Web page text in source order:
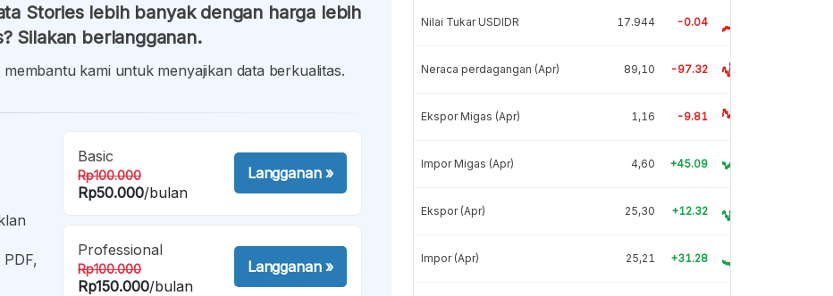
Stories lebih banyak dengan harga lebih
Silakan berlangganan.
kami untuk menyajikan data berkualitas.
Basic
Rp100.000
Rp50.000/bulan
Langganan»
Professional
Rp100.000
Rp150.000/bulan
Langganan»
Nilai Tukar USDIDR 17.944 -0.04
Neraca perdagangan (Apr) 89,10 -97.32
Ekspor Migas (Apr) 1,16 -9.81
Impor Migas (Apr) 4,60 +45.09
Ekspor (Apr) 25,30 +12.32
Impor (Apr) 25,21 +31.28